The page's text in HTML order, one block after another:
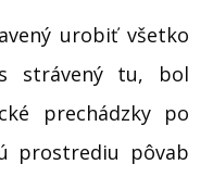
urobiť všetko
strávený tu, bol
prechádzky po
prostrediu pôvab